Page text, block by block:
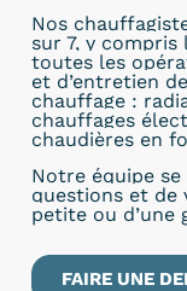
Nos
sur 7, y
toutes les
et d’entretien
chauffage :
chauffages
chaudières en
Notre équipe
questions et de
petite ou d’une
FAIRE UNE